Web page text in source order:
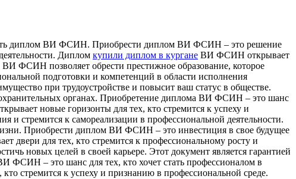
диплом ВИ ФСИН. Приобрести диплом ВИ ФСИН – это решение
Диплом купили диплом в кургане ВИ ФСИН открывает
ВИ ФСИН позволяет обрести престижное образование, которое
подготовки и компетенций в области исполнения
при трудоустройстве и повысит ваш статус в обществе.
органах. Приобретение диплома ВИ ФСИН – это шанс
новые горизонты для тех, кто стремится к успеху и
стремится к самореализации в профессиональной деятельности.
Приобрести диплом ВИ ФСИН – это инвестиция в свое будущее
двери для тех, кто стремится к профессиональному росту и
новых целей в своей карьере. Этот документ является гарантией
ФСИН – это шанс для тех, кто хочет стать профессионалом в
стремится к успеху и признанию в профессиональной среде.